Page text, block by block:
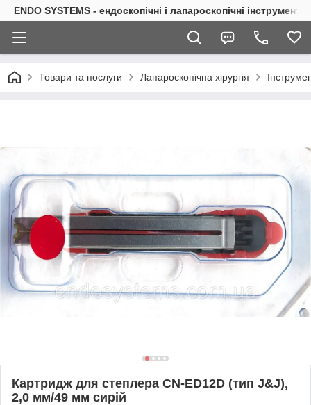
ENDO SYSTEMS - ендоскопічні і лапароскопічні інструменти
Товари та послуги Лапароскопічна хірургія
Картридж для степлера CN-ED12D (тип J&J),
2,0 мм/49 мм сирій